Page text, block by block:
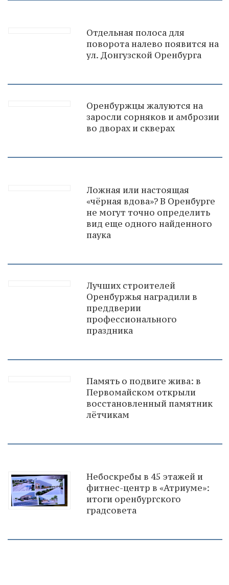
Отдельная полоса для
поворота налево появится на
ул. Донгузской Оренбурга
Оренбуржцы жалуются на
заросли сорняков и амброзии
во дворах и скверах
Ложная или настоящая
«чёрная вдова»? В Оренбурге
не могут точно определить
вид еще одного найденного
паука
Лучших строителей
Оренбуржья наградили в
преддверии
профессионального
праздника
Память о подвиге жива: в
Первомайском открыли
восстановленный памятник
лётчикам
Небоскребы в 45 этажей и
фитнес-центр в «Атриуме»:
итоги оренбургского
градсовета